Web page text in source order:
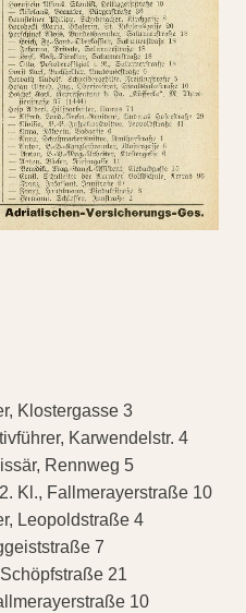
Klostergasse 3
Karwendelstr. 4
Rennweg 5
Kl., Fallmerayerstraße 10
Leopoldstraße 4
7
21
10